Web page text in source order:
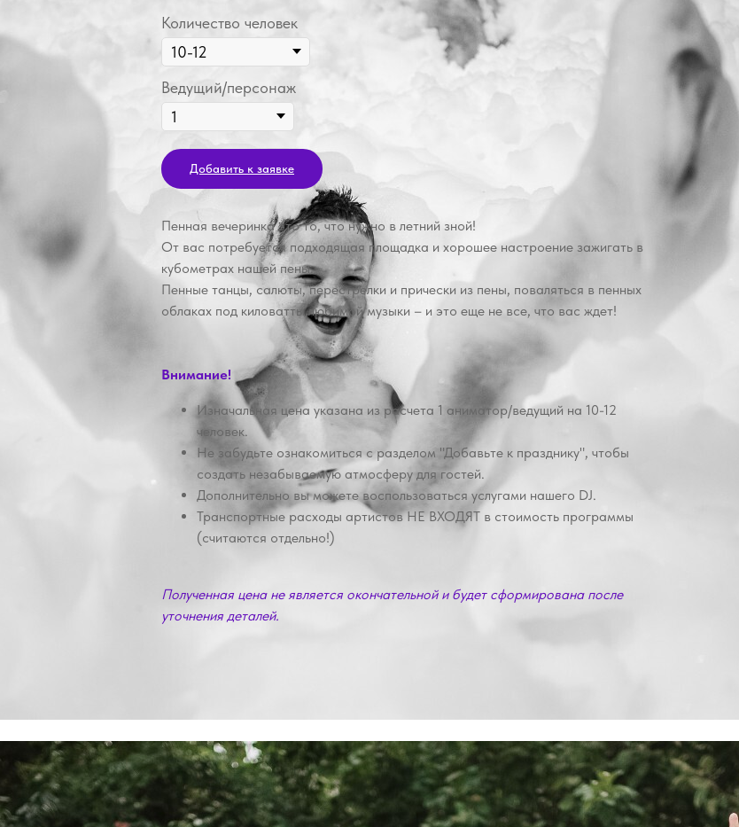
Количество человек
Ведущий/персонаж
Добавить к заявке
Пенная вечеринка это то, что нужно в летний зной!
От вас потребуется подходящая площадка и хорошее настроение зажигать в
кубометрах нашей пены.
Пенные танцы, салюты, перестрелки и прически из пены, поваляться в пенных
облаках под киловатты любимой музыки – и это еще не все, что вас ждет!
Внимание!
Изначальная цена указана из расчета 1 аниматор/ведущий на 10-12
человек.
Не забудьте ознакомиться с разделом "Добавьте к празднику", чтобы
создать незабываемую атмосферу для гостей.
Дополнительно вы можете воспользоваться услугами нашего DJ.
Транспортные расходы артистов НЕ ВХОДЯТ в стоимость программы
(считаются отдельно!)
Полученная цена не является окончательной и будет сформирована после
уточнения деталей.